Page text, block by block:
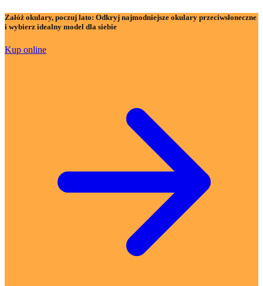
Załóż okulary, poczuj lato: Odkryj najmodniejsze okulary przeciwsłoneczne
i wybierz idealny model dla siebie
Kup online